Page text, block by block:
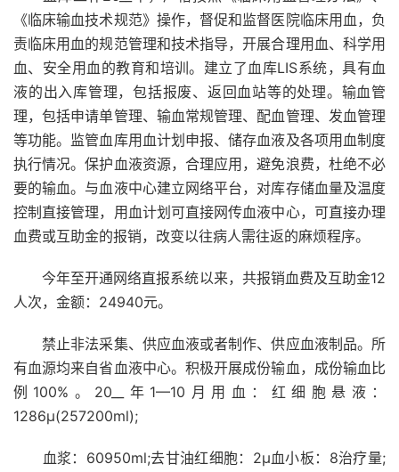
《临床输血技术规范》操作，督促和监督医院临床用血，负
责临床用血的规范管理和技术指导，开展合理用血、科学用
血、安全用血的教育和培训。建立了血库LIS系统，具有血
液的出入库管理，包括报废、返回血站等的处理。输血管
理，包括申请单管理、输血常规管理、配血管理、发血管理
等功能。监管血库用血计划申报、储存血液及各项用血制度
执行情况。保护血液资源，合理应用，避免浪费，杜绝不必
要的输血。与血液中心建立网络平台，对库存储血量及温度
控制直接管理，用血计划可直接网传血液中心，可直接办理
血费或互助金的报销，改变以往病人需往返的麻烦程序。
今年至开通网络直报系统以来，共报销血费及互助金12
人次，金额：24940元。
禁止非法采集、供应血液或者制作、供应血液制品。所
有血源均来自省血液中心。积极开展成份输血，成份输血比
例100%。20__年1—10月用血：红细胞悬液：
1286μ(257200ml);
血浆：60950ml;去甘油红细胞：2μ血小板：8治疗量;